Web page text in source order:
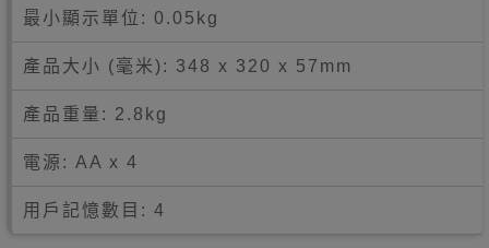
最小顯示單位: 0.05kg
產品大小 (毫米): 348 x 320 x 57mm
產品重量: 2.8kg
電源: AA x 4
用戶記憶數目: 4